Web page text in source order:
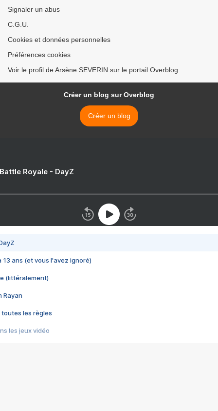
Signaler un abus
C.G.U.
Cookies et données personnelles
Préférences cookies
Voir le profil de Arsène SEVERIN sur le portail Overblog
Créer un blog sur Overblog
Créer un blog
Royale - DayZ
13 ans (et vous l'avez ignoré)
(littéralement)
Rayan
toutes les règles
les jeux vidéo